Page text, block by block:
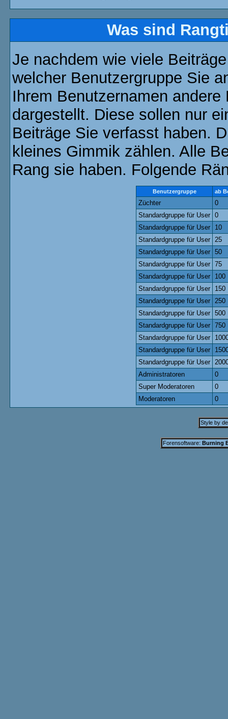
Was sind
Je nachdem wie viele
welcher Benutzergruppe Sie
Ihrem Benutzernamen
dargestellt. Diese sollen nur
Beiträge Sie verfasst haben.
kleines Gimmik zählen. Alle
Rang sie haben. Folgende
Benutzergruppe ab
Züchter
0
Standardgruppe für User 0
Standardgruppe für User
10
Standardgruppe für User 25
Standardgruppe für User 50
Standardgruppe für User 75
Standardgruppe für User
100
Standardgruppe für User
150
Standardgruppe für User 250
Standardgruppe für User 500
Standardgruppe für User 750
Standardgruppe für User
Standardgruppe für User
Standardgruppe für User
Administratoren
0
Super Moderatoren
0
Moderatoren
0
Style by
Forensoftware: Burning